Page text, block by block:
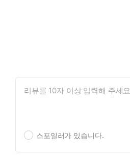
스포일러가 있습니다.